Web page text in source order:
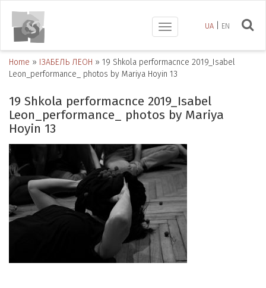
UA EN
Toggle
navigation
Home » ІЗАБЕЛЬ ЛЕОН » 19 Shkola performacnce 2019_Isabel
Leon_performance_ photos by Mariya Hoyin 13
19 Shkola performacnce 2019_Isabel
Leon_performance_ photos by Mariya
Hoyin 13